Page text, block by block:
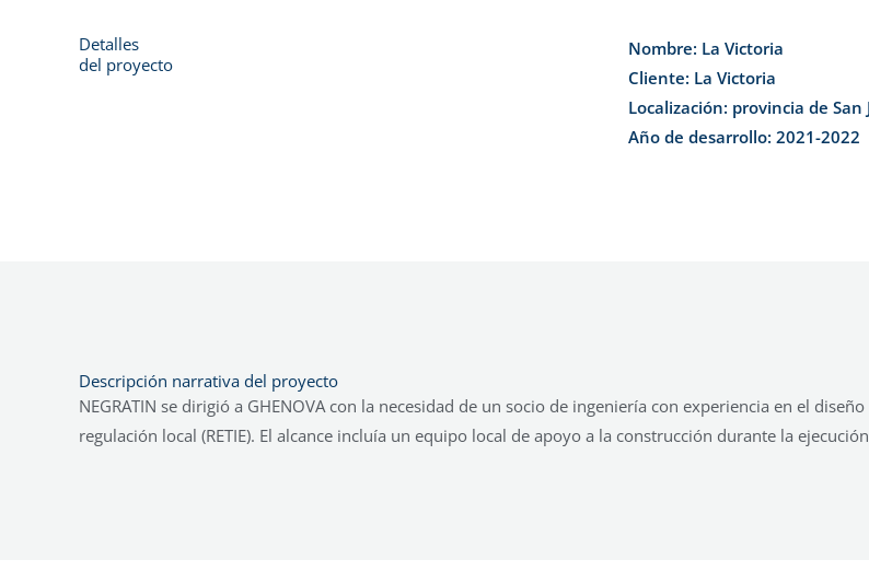
Detalles
del proyecto
Nombre: La Victoria
Cliente: La Victoria
Localización: provincia de San
Año de desarrollo: 2021-2022
Descripción narrativa del proyecto
NEGRATIN se dirigió a GHENOVA con la necesidad de un socio de ingeniería con experiencia en el
regulación local (RETIE). El alcance incluía un equipo local de apoyo a la construcción durante la